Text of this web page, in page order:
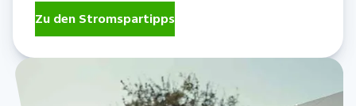
Zu den Stromspartipps